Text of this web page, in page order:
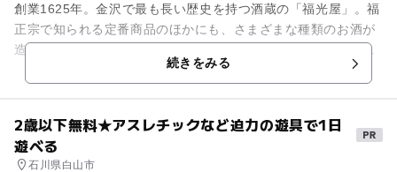
創業1625年。金沢で最も長い歴史を持つ酒蔵の「福光屋」。福
正宗で知られる定番商品のほかにも、さまざまな種類のお酒が
造り出されています。こちらでは、純米造りの日本酒をより身
近に感じてもらうための...続きをみる
2歳以下無料★アスレチックなど迫力の遊具で1日
遊べる
石川県白山市